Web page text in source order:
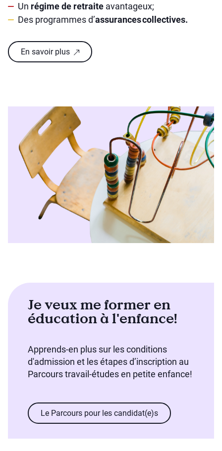
Un régime de retraite avantageux;
Des programmes d’assurances collectives.
En savoir plus
Je veux me former en
éducation à l'enfance!
Apprends-en plus sur les conditions
d'admission et les étapes d’inscription au
Parcours travail-études en petite enfance!
Le Parcours pour les candidat(e)s